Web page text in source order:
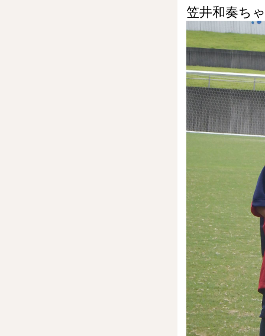
笠井和奏ち